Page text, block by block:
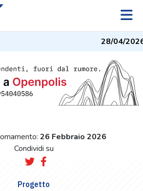
28/04/2026
26 Febbraio 2026
Condividi su
Progetto